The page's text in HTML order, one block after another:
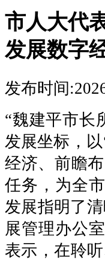
市人大代
发展数字
发布时间
“魏建平市长
发展坐标，
经济、前瞻
任务，为全
发展指明了
展管理办公
表示，在聆